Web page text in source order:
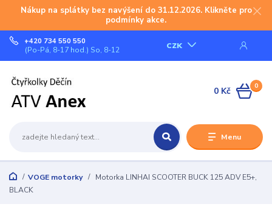
Nákup na splátky bez navýšení do 31.12.2026. Klikněte pro
podmínky akce.
Menu
CZK
+420 734 550 550
(Po-Pá, 8-17 hod.) So, 8-12
0
0 Kč
VOGE motorky
Motorka LINHAI SCOOTER BUCK 125 ADV E5+,
BLACK